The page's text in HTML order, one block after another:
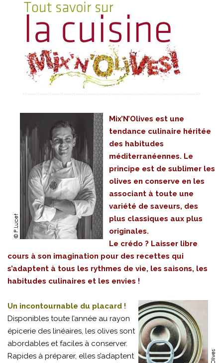
Mix’N’Olives est une
tendance culinaire héritée
des habitudes
méditerranéennes. Le
principe est de sublimer les
olives en conserve en les
associant à toute une
variété de saveurs, des
plus classiques aux plus
originales.
Le crédo ? Laisser libre
cours à son imagination pour des recettes qui
s’adaptent à tous les rythmes de vie, les saisons, les
habitudes culinaires et les envies !
Un incontournable du placard !
Disponibles toute l’année au rayon
épicerie des linéaires, les olives sont
abordables et faciles à conserver.
Rapides à préparer, elles s’adaptent